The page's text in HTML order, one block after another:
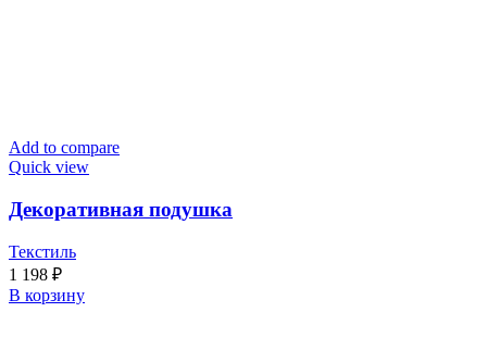
Add to compare
Quick view
Декоративная подушка
Текстиль
1 198 ₽
В корзину